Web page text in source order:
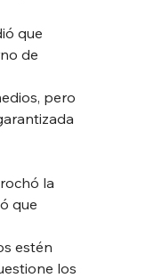
que
de
pero
la
que
estén
los